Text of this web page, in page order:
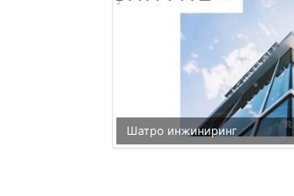
Шатро инжиниринг